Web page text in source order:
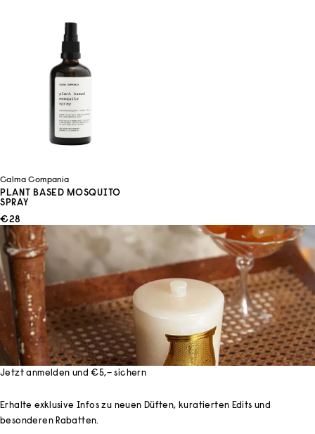
Calma Compania
PLANT BASED MOSQUITO
SPRAY
ANGEBOT
€28
Jetzt anmelden und €5,– sichern
Erhalte exklusive Infos zu neuen Düften, kuratierten Edits und
besonderen Rabatten.